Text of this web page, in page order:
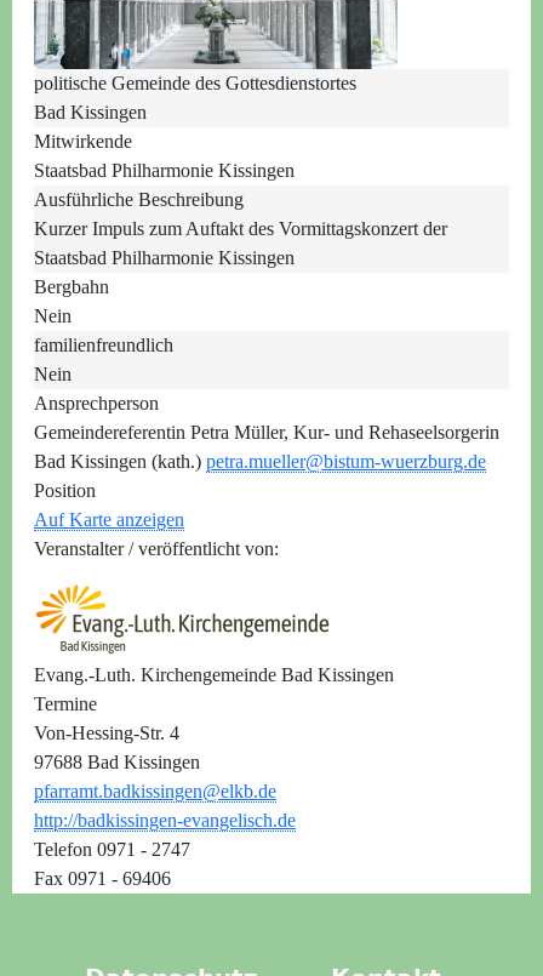
politische Gemeinde des Gottesdienstortes
Bad Kissingen
Mitwirkende
Staatsbad Philharmonie Kissingen
Ausführliche Beschreibung
Kurzer Impuls zum Auftakt des Vormittagskonzert der
Staatsbad Philharmonie Kissingen
Bergbahn
Nein
familienfreundlich
Nein
Ansprechperson
Gemeindereferentin Petra Müller, Kur- und Rehaseelsorgerin
Bad Kissingen (kath.) petra.mueller@bistum-wuerzburg.de
Position
Auf Karte anzeigen
Veranstalter / veröffentlicht von:
Evang.-Luth. Kirchengemeinde Bad Kissingen
Termine
Von-Hessing-Str. 4
97688 Bad Kissingen
pfarramt.badkissingen@elkb.de
http://badkissingen-evangelisch.de
Telefon 0971 - 2747
Fax 0971 - 69406